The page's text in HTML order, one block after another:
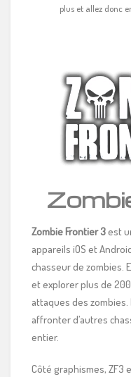
plus et allez donc
Zombie Frontier 3est
appareils iOS et
chasseur de zombies.
et explorer plus de
attaques des
affronter d’autres
entier.
Côté graphismes, ZF3